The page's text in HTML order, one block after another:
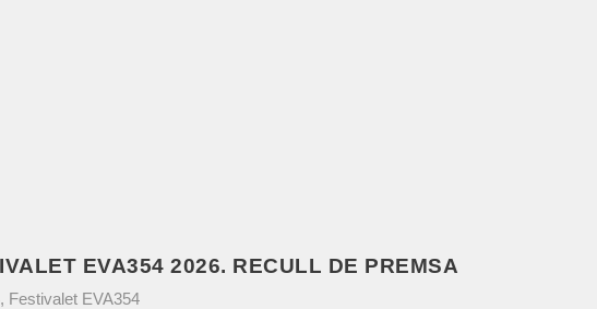
EVA354 2026. RECULL DE PREMSA
, Festivalet EVA354